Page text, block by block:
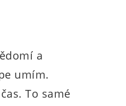
a
umím.
To samé